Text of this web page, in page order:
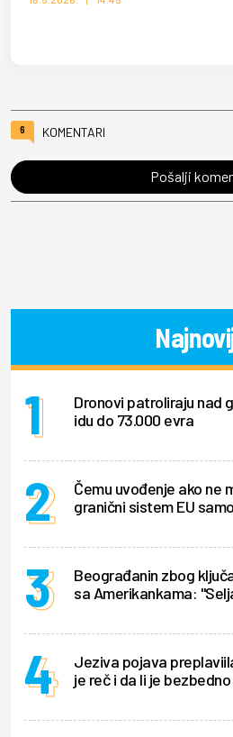
6 KOMENTARI
Pošalji
Dronovi patroliraju nad
idu do 73.000 evra
Čemu uvođenje ako ne
granični sistem EU
Beograđanin zbog
sa Amerikankama:
Jeziva pojava
je reč i da li je